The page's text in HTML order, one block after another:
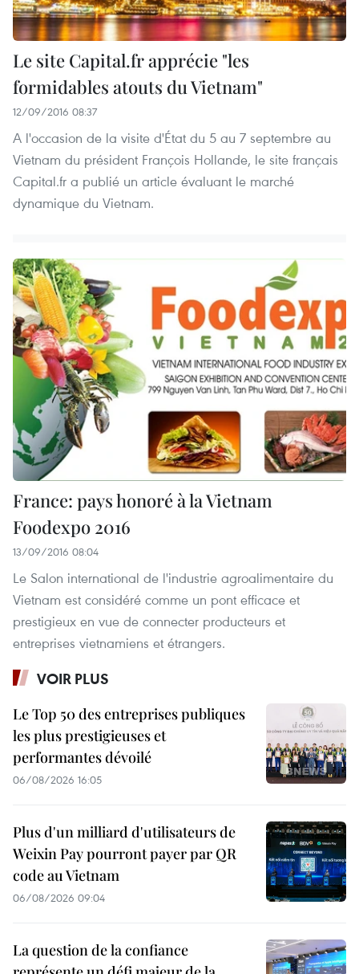
Le site Capital.fr apprécie "les
formidables atouts du Vietnam"
12/09/2016 08:37
A l'occasion de la visite d'État du 5 au 7 septembre au
Vietnam du président François Hollande, le site français
Capital.fr a publié un article évaluant le marché
dynamique du Vietnam.
France: pays honoré à la Vietnam
Foodexpo 2016
13/09/2016 08:04
Le Salon international de l'industrie agroalimentaire du
Vietnam est considéré comme un pont efficace et
prestigieux en vue de connecter producteurs et
entreprises vietnamiens et étrangers.
VOIR PLUS
Le Top 50 des entreprises publiques
les plus prestigieuses et
performantes dévoilé
06/08/2026 16:05
Plus d'un milliard d'utilisateurs de
Weixin Pay pourront payer par QR
code au Vietnam
06/08/2026 09:04
La question de la confiance